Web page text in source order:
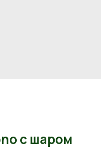
с шаром